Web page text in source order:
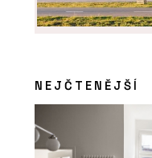
NEJČTENĚJŠÍ